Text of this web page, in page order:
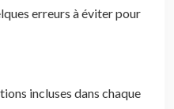
erreurs à éviter pour
incluses dans chaque